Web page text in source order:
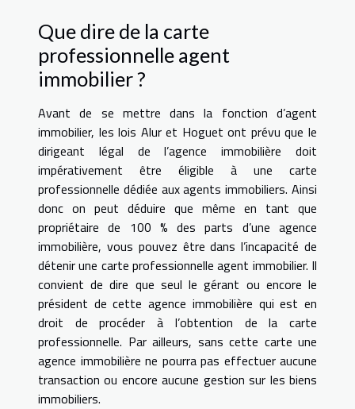
Que dire de la carte
professionnelle agent
immobilier ?
Avant de se mettre dans la fonction d’agent
immobilier, les lois Alur et Hoguet ont prévu que le
dirigeant légal de l’agence immobilière doit
impérativement être éligible à une carte
professionnelle dédiée aux agents immobiliers. Ainsi
donc on peut déduire que même en tant que
propriétaire de 100 % des parts d’une agence
immobilière, vous pouvez être dans l’incapacité de
détenir une carte professionnelle agent immobilier. Il
convient de dire que seul le gérant ou encore le
président de cette agence immobilière qui est en
droit de procéder à l’obtention de la carte
professionnelle. Par ailleurs, sans cette carte une
agence immobilière ne pourra pas effectuer aucune
transaction ou encore aucune gestion sur les biens
immobiliers.